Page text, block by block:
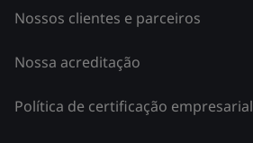
Nossos clientes e parceiros
Nossa acreditação
Política de certificação empresarial